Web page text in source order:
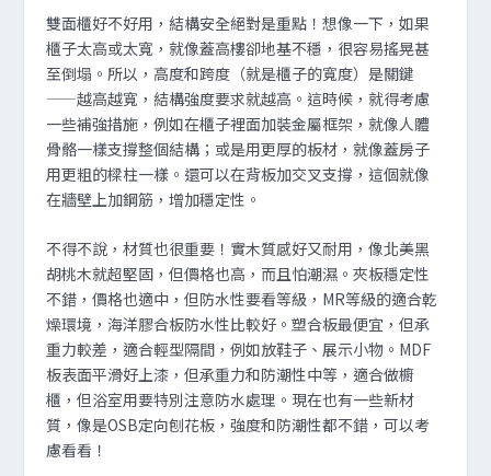
雙面櫃好不好用，結構安全絕對是重點！想像一下，如果
櫃子太高或太寬，就像蓋高樓卻地基不穩，很容易搖晃甚
至倒塌。所以，高度和跨度（就是櫃子的寬度）是關鍵
——越高越寬，結構強度要求就越高。這時候，就得考慮
一些補強措施，例如在櫃子裡面加裝金屬框架，就像人體
骨骼一樣支撐整個結構；或是用更厚的板材，就像蓋房子
用更粗的樑柱一樣。還可以在背板加交叉支撐，這個就像
在牆壁上加鋼筋，增加穩定性。
不得不說，材質也很重要！實木質感好又耐用，像北美黑
胡桃木就超堅固，但價格也高，而且怕潮濕。夾板穩定性
不錯，價格也適中，但防水性要看等級，MR等級的適合乾
燥環境，海洋膠合板防水性比較好。塑合板最便宜，但承
重力較差，適合輕型隔間，例如放鞋子、展示小物。MDF
板表面平滑好上漆，但承重力和防潮性中等，適合做櫥
櫃，但浴室用要特別注意防水處理。現在也有一些新材
質，像是OSB定向刨花板，強度和防潮性都不錯，可以考
慮看看！